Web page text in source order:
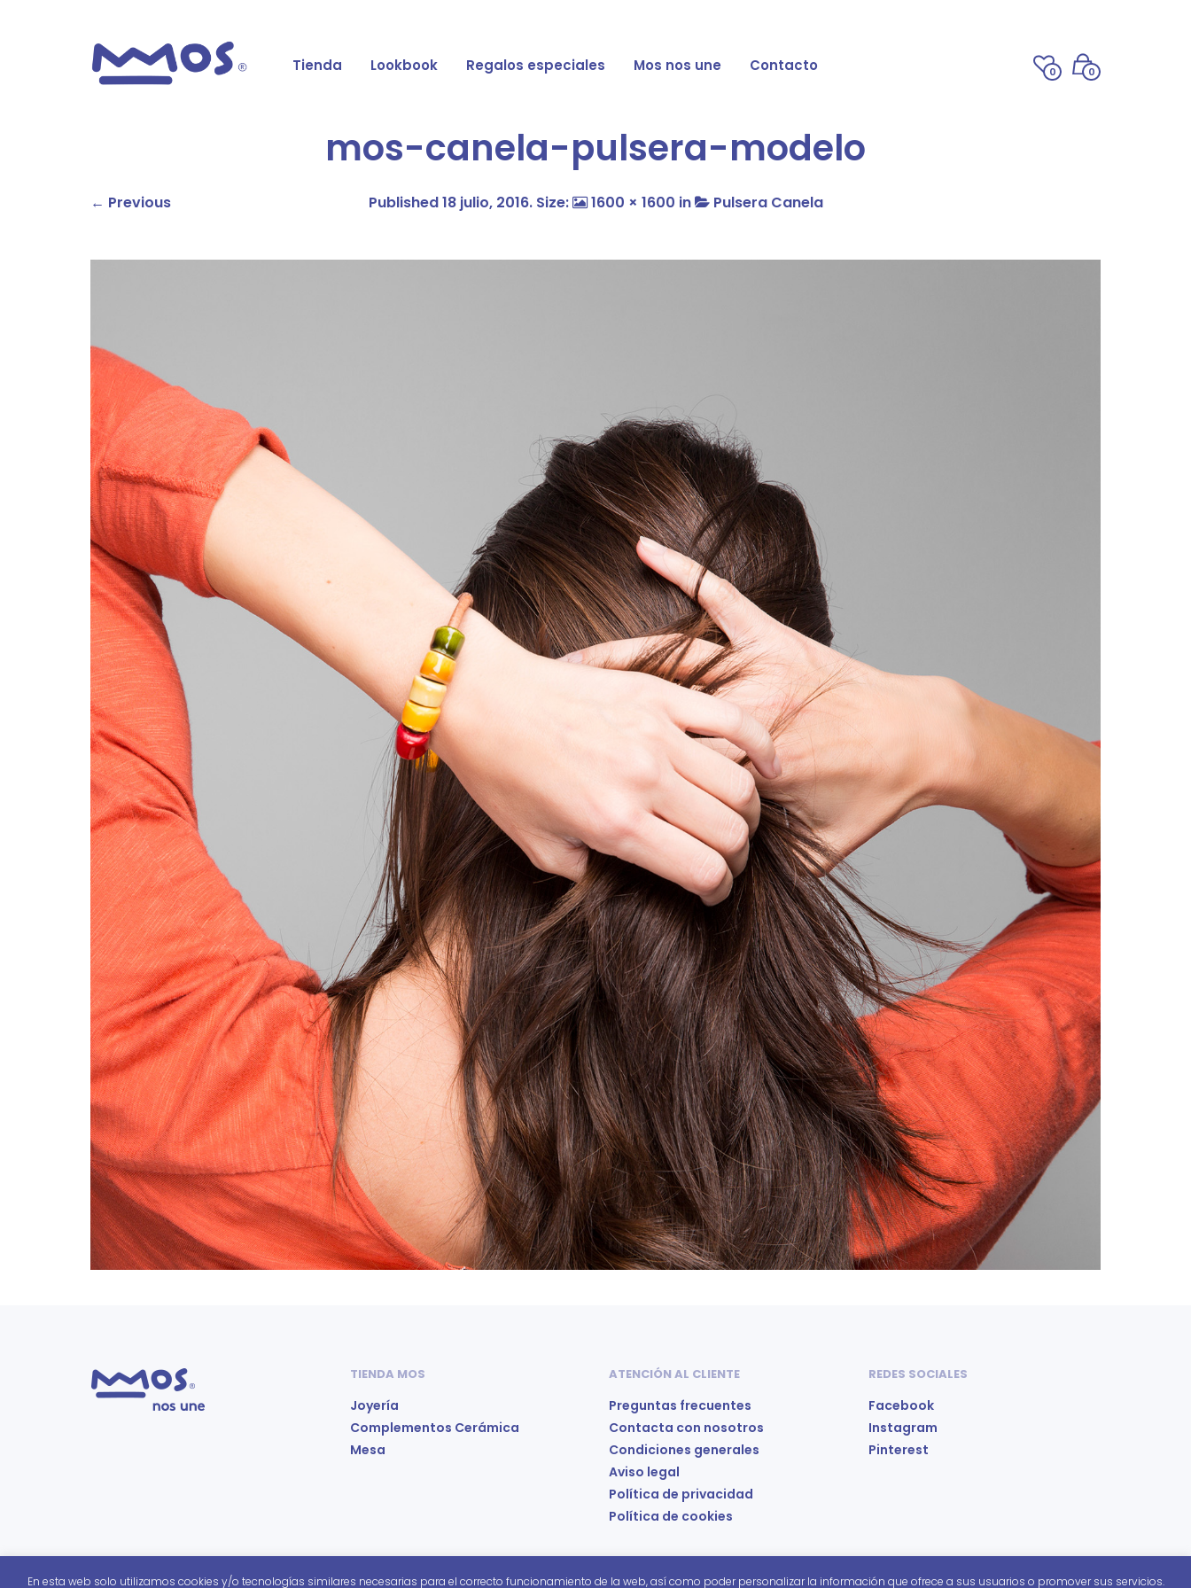
Tienda Lookbook Regalos especiales Mos nos une Contacto 0 0
mos-canela-pulsera-modelo
Published18 julio, 2016. Size: 1600 × 1600 in Pulsera Canela
← Previous
TIENDA MOS
Joyería
Complementos Cerámica
Mesa
ATENCIÓN AL CLIENTE
Preguntas frecuentes
Contacta con nosotros
Condiciones generales
Aviso legal
Política de privacidad
Política de cookies
REDES SOCIALES
Facebook
Instagram
Pinterest
En esta web solo utilizamos cookies y/o tecnologías similares necesarias para el correcto funcionamiento de la web, así como poder personalizar la información que ofrece a sus usuarios o promover sus servicios.